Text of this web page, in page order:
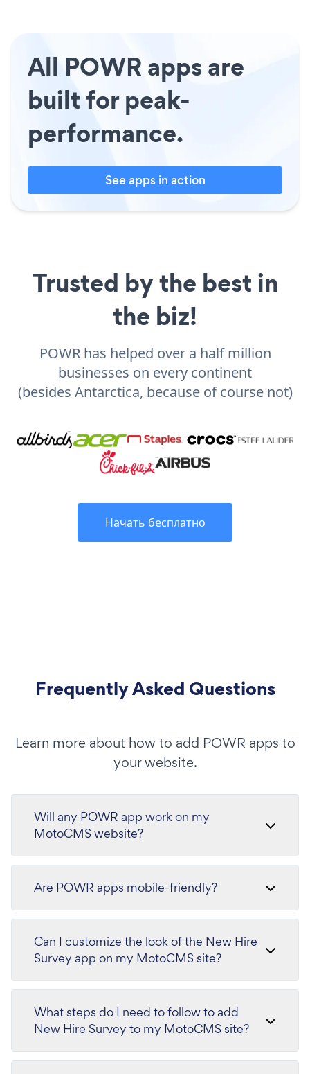
All POWR apps are
built for peak-
performance.
See apps in action
Trusted by the best in
the biz!
POWR has helped over a half million
businesses on every continent
(besides Antarctica, because of course not)
Начать бесплатно
Frequently Asked Questions
Learn more about how to add POWR apps to
your website.
Will any POWR app work on my
MotoCMS website?
Are POWR apps mobile-friendly?
Can I customize the look of the New Hire
Survey app on my MotoCMS site?
What steps do I need to follow to add
New Hire Survey to my MotoCMS site?